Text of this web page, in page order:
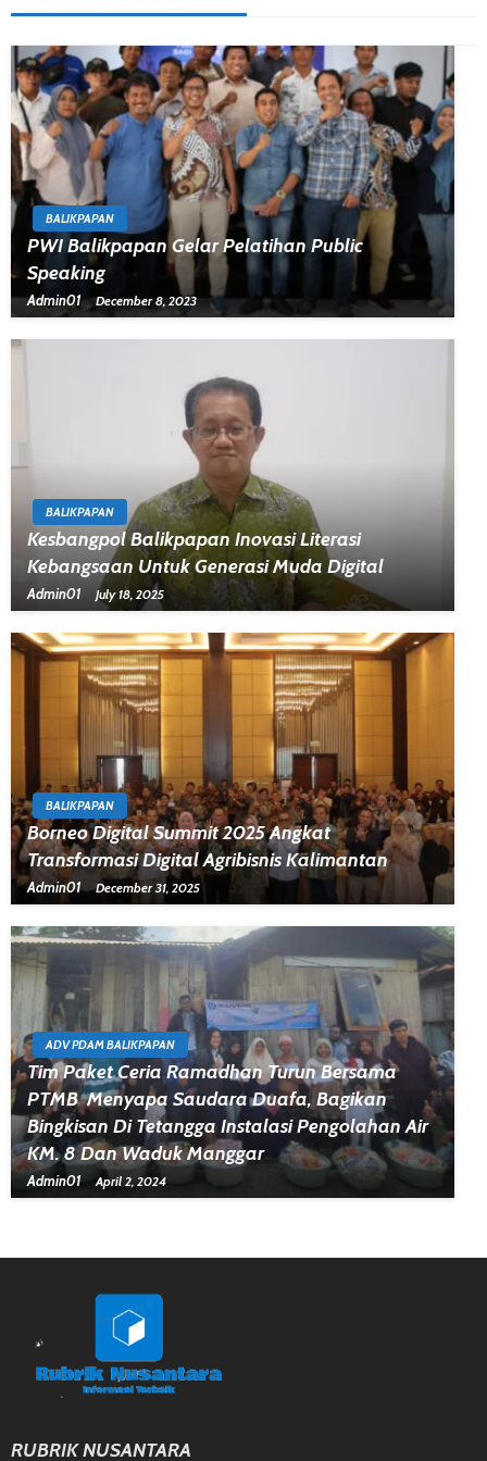
BALIKPAPAN
PWI Balikpapan Gelar Pelatihan Public
Speaking
Admin01 December 8, 2023
BALIKPAPAN
Kesbangpol Balikpapan Inovasi Literasi
Kebangsaan Untuk Generasi Muda Digital
Admin01 July 18, 2025
BALIKPAPAN
Borneo Digital Summit 2025 Angkat
Transformasi Digital Agribisnis Kalimantan
Admin01 December 31, 2025
ADV PDAM BALIKPAPAN
Tim Paket Ceria Ramadhan Turun Bersama
PTMB Menyapa Saudara Duafa, Bagikan
Bingkisan Di Tetangga Instalasi Pengolahan Air
KM. 8 Dan Waduk Manggar
Admin01 April 2, 2024
RUBRIK NUSANTARA